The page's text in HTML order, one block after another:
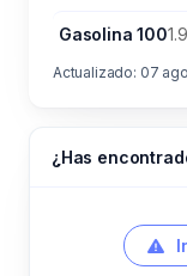
Gasolina 100
Actualizado: 07
¿Has